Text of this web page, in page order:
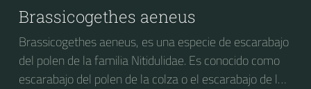
Brassicogethes aeneus
Brassicogethes aeneus, es una especie de escarabajo
del polen de la familia Nitidulidae. Es conocido como
escarabajo del polen de la colza o el escarabajo de la